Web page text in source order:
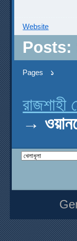
Website
Posts:
Pages ১
→